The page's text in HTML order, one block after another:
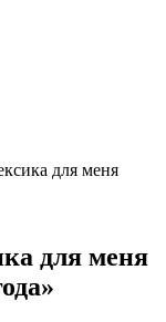
для меня
для меня